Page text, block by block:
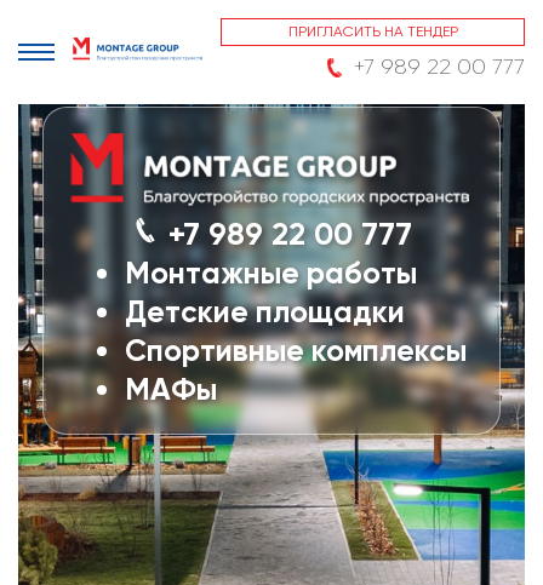
ПРИГЛАСИТЬ НА ТЕНДЕР
+7 989 22 00 777
+7 989 22 00 777
Монтажные работы
Детские площадки
Спортивные комплексы
МАФы